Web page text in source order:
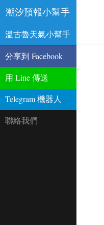
潮汐預報小幫手
溫古魯天氣小幫手
分享到 Facebook
用 Line 傳送
Telegram 機器人
聯絡我們